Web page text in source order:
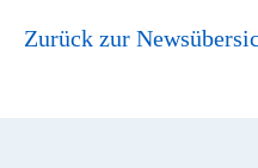
Zurück zur